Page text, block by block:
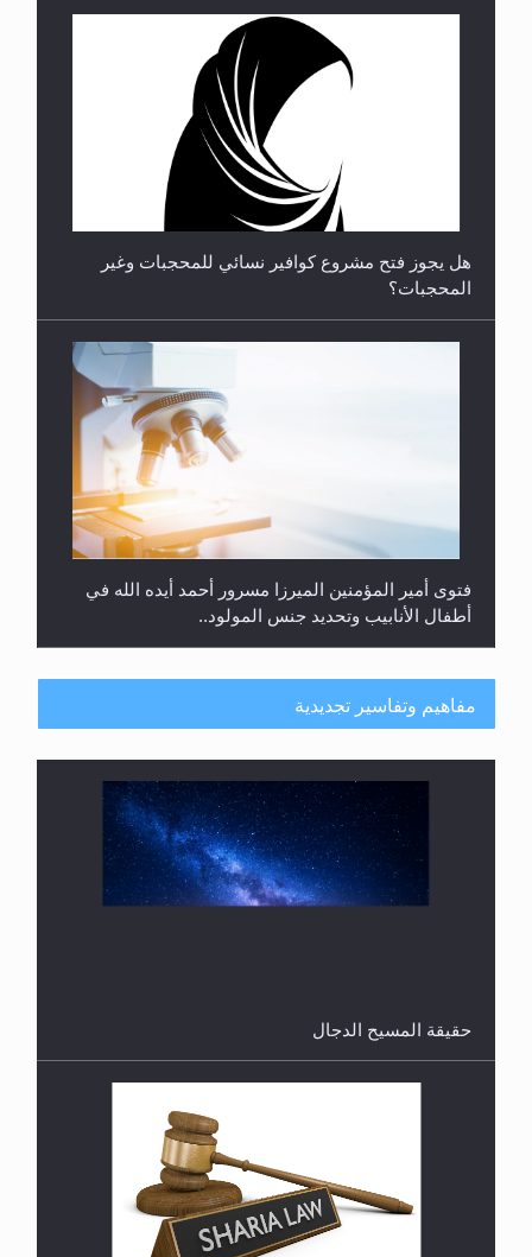
**الحصن الحصين من وساوس المعارضين ...**...
هل يجوز فتح مشروع كوافير نسائي للمحجبات وغير
المحجبات؟
فتوى أمير المؤمنين الميرزا مسرور أحمد أيده الله في
أطفال الأنابيب وتحديد جنس المولود..
هل تعتبر الأشفار الاصطناعية (الرموش الاصطناعية)
مفاهيم وتفاسير تجديدية
حقيقة المسيح الدجال